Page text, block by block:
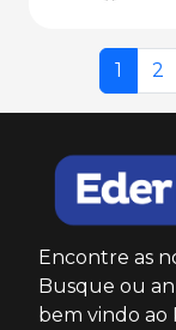
1 2
Encontre as
Busque ou
bem vindo ao